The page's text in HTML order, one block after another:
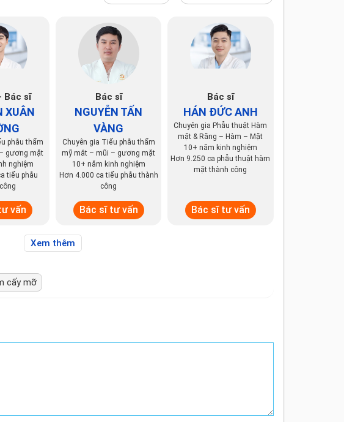
Bác sĩ
XUÂN
phẫu thẩm
gương mặt
nghiệm
tiểu phẫu
vấn
Bác sĩ
NGUYỄN TẤN
VÀNG
Chuyên gia Tiểu phẫu thẩm
mỹ mắt – mũi – gương mặt
10+ năm kinh nghiệm
Hơn 4.000 ca tiểu phẫu thành
công
Bác sĩ tư vấn
Bác sĩ
HÁN ĐỨC ANH
Chuyên gia Phẫu thuật Hàm
mặt & Răng – Hàm – Mặt
10+ năm kinh nghiệm
Hơn 9.250 ca phẫu thuật hàm
mặt thành công
Bác sĩ tư vấn
Xem thêm
cấy mỡ